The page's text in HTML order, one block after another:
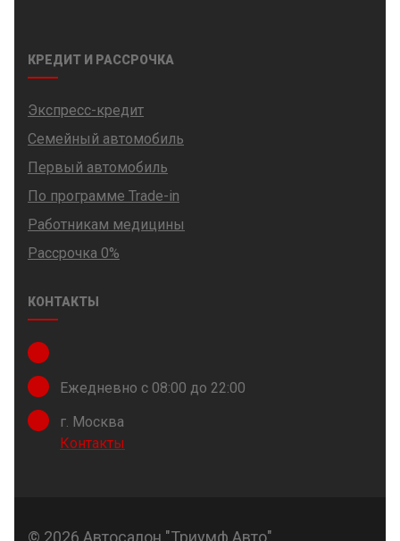
КРЕДИТ И РАССРОЧКА
Экспресс-кредит
Семейный автомобиль
Первый автомобиль
По программе Trade-in
Работникам медицины
Рассрочка 0%
КОНТАКТЫ
Ежедневно с 08:00 до 22:00
г. Москва
Контакты
© 2026 Автосалон "Триумф Авто".